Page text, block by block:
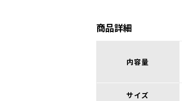
商品詳細
内容量
サイズ